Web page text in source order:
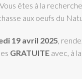
êtes à la
aux oeufs du
19 avril 2025,
GRATUITE avec, à